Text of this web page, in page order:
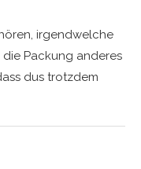
irgendwelche
Packung anderes
dus trotzdem